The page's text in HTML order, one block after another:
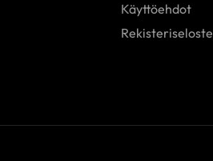
Käyttöehdot
Rekisteriseloste